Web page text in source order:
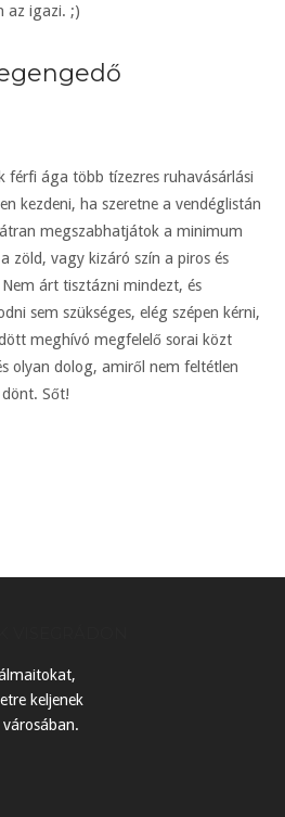
az igazi. ;)
férfi ága több tízezres ruhavásárlási
kezdeni, ha szeretne a vendéglistán
megszabhatjátok a minimum
zöld, vagy kizáró szín a piros és
árt tisztázni mindezt, és
sem szükséges, elég szépen kérni,
meghívó megfelelő sorai közt
olyan dolog, amiről nem feltétlen
Sőt!
keljenek